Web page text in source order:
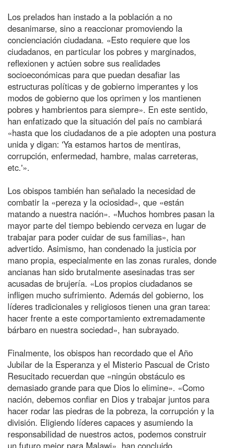
Los prelados han instado a la población a no
desanimarse, sino a reaccionar promoviendo la
concienciación ciudadana. «Esto requiere que los
ciudadanos, en particular los pobres y marginados,
reflexionen y actúen sobre sus realidades
socioeconómicas para que puedan desafiar las
estructuras políticas y de gobierno imperantes y los
modos de gobierno que los oprimen y los mantienen
pobres y hambrientos para siempre». En este sentido,
han enfatizado que la situación del país no cambiará
«hasta que los ciudadanos de a pie adopten una postura
unida y digan: 'Ya estamos hartos de mentiras,
corrupción, enfermedad, hambre, malas carreteras,
etc.'».
Los obispos también han señalado la necesidad de
combatir la «pereza y la ociosidad», que «están
matando a nuestra nación». «Muchos hombres pasan la
mayor parte del tiempo bebiendo cerveza en lugar de
trabajar para poder cuidar de sus familias», han
advertido. Asimismo, han condenado la justicia por
mano propia, especialmente en las zonas rurales, donde
ancianas han sido brutalmente asesinadas tras ser
acusadas de brujería. «Los propios ciudadanos se
infligen mucho sufrimiento. Además del gobierno, los
líderes tradicionales y religiosos tienen una gran tarea:
hacer frente a este comportamiento extremadamente
bárbaro en nuestra sociedad», han subrayado.
Finalmente, los obispos han recordado que el Año
Jubilar de la Esperanza y el Misterio Pascual de Cristo
Resucitado recuerdan que «ningún obstáculo es
demasiado grande para que Dios lo elimine». «Como
nación, debemos confiar en Dios y trabajar juntos para
hacer rodar las piedras de la pobreza, la corrupción y la
división. Eligiendo líderes capaces y asumiendo la
responsabilidad de nuestros actos, podemos construir
un futuro mejor para Malawi», han concluido